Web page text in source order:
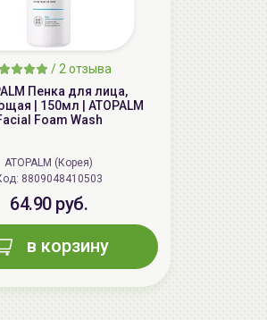
овала лица |
-22%
/ 2 отзыва
Пенка для лица,
| 150мл | ATOPALM
Foam Wash
ATOPALM (Корея)
Код: 8809048410503
64.90 руб.
в корзину